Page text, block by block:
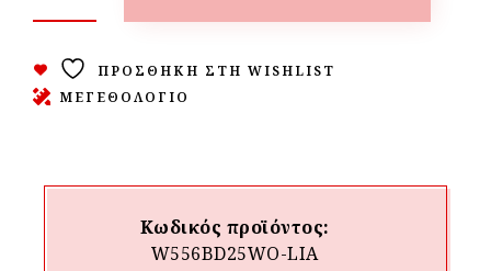
ΠΡΟΣΘΉΚΗ ΣΤΗ WISHLIST
ΜΕΓΕΘΟΛΟΓΙΟ
Κωδικός προϊόντος:
W556BD25WO-LIA